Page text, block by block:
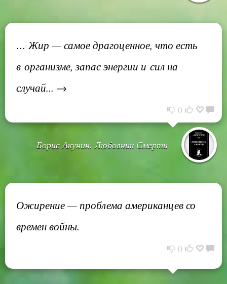
… Жир — самое драгоценное, что есть
в организме, запас энергии и сил на
случай... →
0
Борис Акунин. Любовник Смерти
Ожирение — проблема американцев со
времен войны.
0